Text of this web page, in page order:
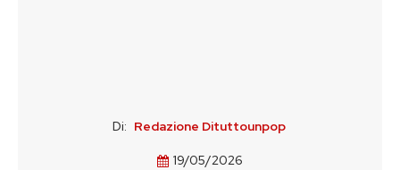
Di: Redazione Dituttounpop
19/05/2026